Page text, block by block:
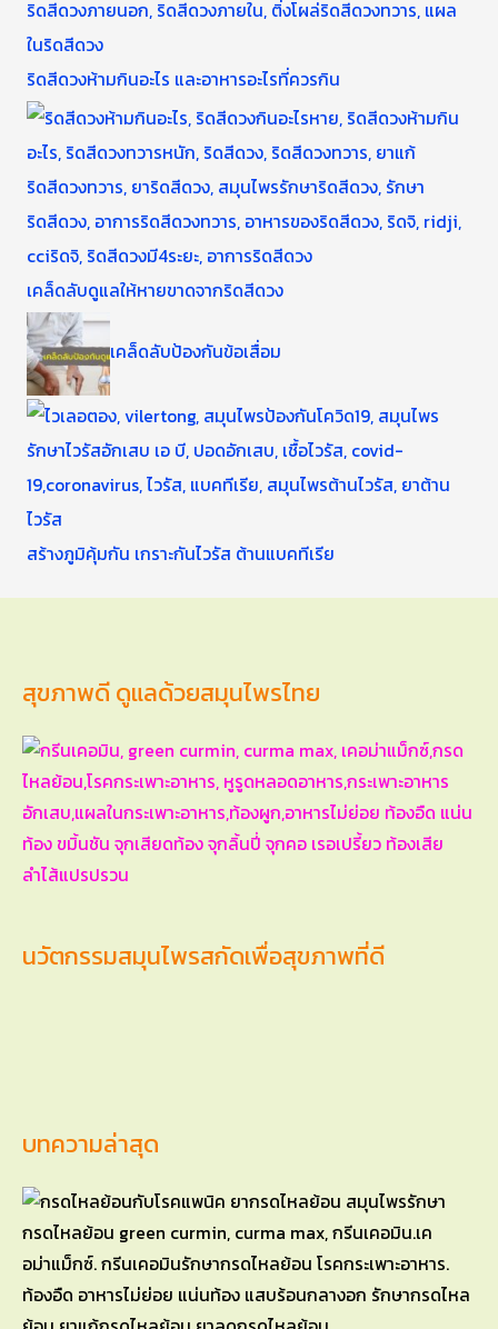
ริดสีดวงห้ามกินอะไร และอาหารอะไรที่ควรกิน
เคล็ดลับดูแลให้หายขาดจากริดสีดวง
เคล็ดลับป้องกันข้อเสื่อม
สร้างภูมิคุ้มกัน เกราะกันไวรัส ต้านแบคทีเรีย
สุขภาพดี ดูแลด้วยสมุนไพรไทย
นวัตกรรมสมุนไพรสกัดเพื่อสุขภาพที่ดี
บทความล่าสุด